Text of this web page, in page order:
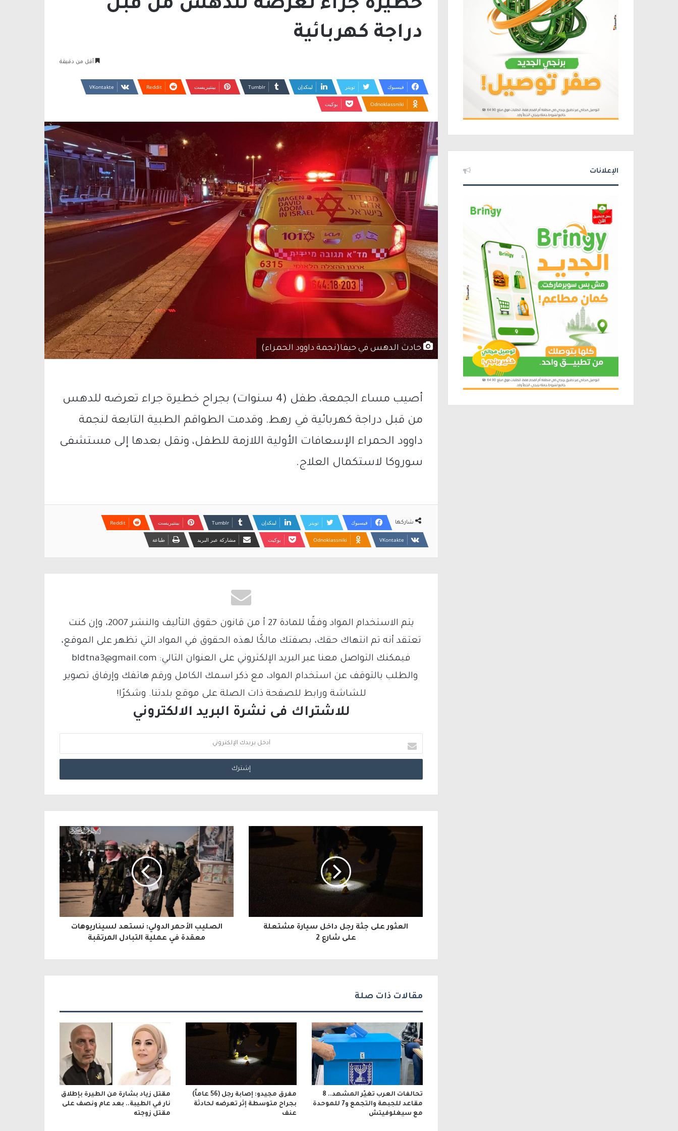
خطيرة جراء تعرضه للدهس من قبل
دراجة كهربائية
أقل من دقيقة
فيسبوك تويتر لينكدإن بينتيريست
Odnoklassniki بوكيت
حادث الدهس في حيفا(نجمة داوود الحمراء)
أصيب مساء الجمعة، طفل (4 سنوات) بجراح خطيرة جراء تعرضه للدهس
من قبل دراجة كهربائية في رهط. وقدمت الطواقم الطبية التابعة لنجمة
داوود الحمراء الإسعافات الأولية اللازمة للطفل، ونقل بعدها إلى مستشفى
سوروكا لاستكمال العلاج.
شاركها فيسبوك تويتر لينكدإن بينتيريست
Odnoklassniki بوكيت مشاركة عبر البريد طباعة
يتم الاستخدام المواد وفقًا للمادة 27 أ من قانون حقوق التأليف والنشر 2007، وإن كنت
تعتقد أنه تم انتهاك حقك، بصفتك مالكًا لهذه الحقوق في المواد التي تظهر على الموقع،
فيمكنك التواصل معنا عبر البريد الإلكتروني على العنوان التالي: bldtna3@gmail.com
والطلب بالتوقف عن استخدام المواد، مع ذكر اسمك الكامل ورقم هاتفك وإرفاق تصوير
للشاشة ورابط للصفحة ذات الصلة على موقع بلدتنا. وشكرًا!
للاشتراك فى نشرة البريد الالكتروني
د
خ
ل
ب
ل
و
ن
ي
العثور على جثة رجل داخل سيارة مشتعلة
على شارع 2
الصليب الأحمر الدولي: نستعد لسيناريوهات
معقدة في عملية التبادل المرتقبة
مقالات ذات صلة
تحالفات العرب تغيّر المشهد.. 8
مقاعد للجبهة والتجمع و7 للموحدة
مع سيغلوفيتش
مفرق مجيدو: إصابة رجل (56 عاماً)
بجراح متوسطة إثر تعرضه لحادثة
عنف
مقتل زياد بشارة من الطيرة بإطلاق
نار في الطيبة.. بعد عام ونصف على
مقتل زوجته
الإعلانات